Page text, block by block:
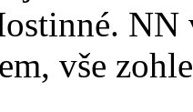
NN
vše